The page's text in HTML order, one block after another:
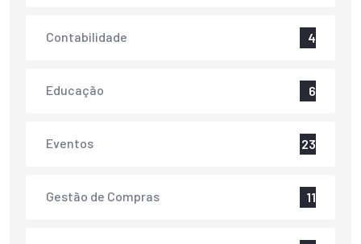
Contabilidade 4
Educação 6
Eventos 23
Gestão de Compras 11